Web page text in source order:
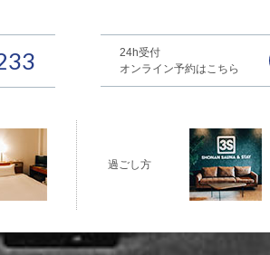
24h受付
オンライン予約はこちら
過ごし方